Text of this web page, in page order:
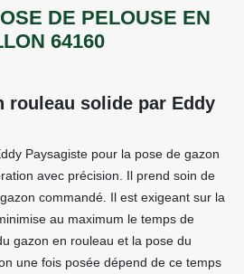
DE PELOUSE EN
64160
rouleau solide par Eddy
Paysagiste pour la pose de gazon
avec précision. Il prend soin de
commandé. Il est exigeant sur la
au maximum le temps de
gazon en rouleau et la pose du
une fois posée dépend de ce temps